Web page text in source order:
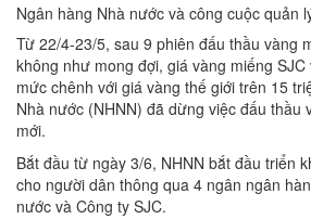
Ngân hàng Nhà nước và công cuộc quản
Từ 22/4-23/5, sau 9 phiên đấu thầu vàng
không như mong đợi, giá vàng miếng
mức chênh với giá vàng thế giới trên 15
Nhà nước (NHNN) đã dừng việc đấu thầu
mới.
Bắt đầu từ ngày 3/6, NHNN bắt đầu triển
cho người dân thông qua 4 ngân ngân
nước và Công ty SJC.